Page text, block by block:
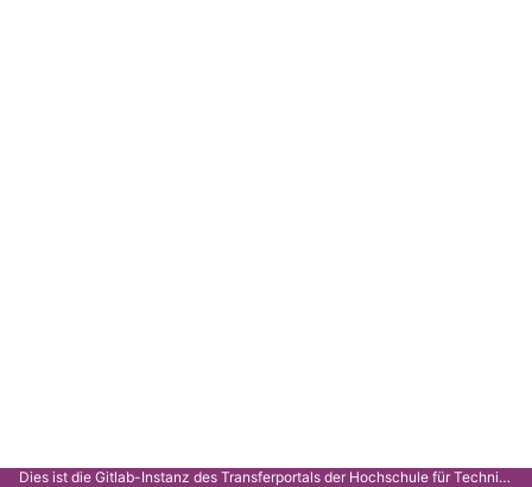
Dies ist die Gitlab-Instanz des Transferportals der Hochschule für Technik Stuttgart.